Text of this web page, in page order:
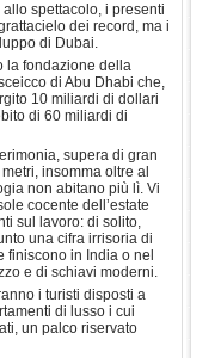
spettacolo, i presenti
dei record, ma i
di Dubai.
la fondazione della
di Abu Dhabi che,
10 miliardi di dollari
di 60 miliardi di
supera di gran
insomma oltre al
non abitano più lì. Vi
cocente dell’estate
sul lavoro: di solito,
una cifra irrisoria di
finiscono in India o nel
e di schiavi moderni.
i turisti disposti a
di lusso i cui
un palco riservato